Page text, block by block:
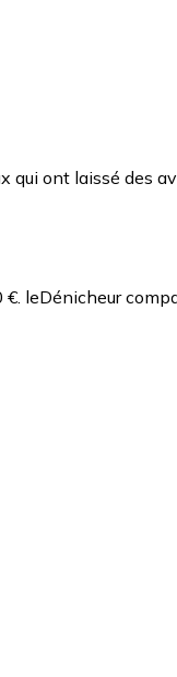
ont laissé des
€. leDénicheur